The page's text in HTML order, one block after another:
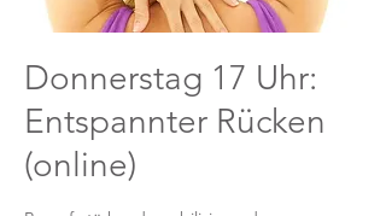
Donnerstag 17 Uhr:
Entspannter Rücken
(online)